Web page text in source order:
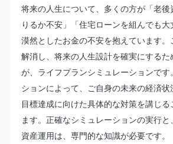
将来の人生について、多くの方が「老後
りるか不安」「住宅ローンを組んでも
漠然としたお金の不安を抱えています。
解消し、将来の人生設計を確実にする
が、ライフプランシミュレーションです
ションによって、ご自身の未来の経済状
目標達成に向けた具体的な対策を講じる
ます。正確なシミュレーションの実行と
資産運用は、専門的な知識が必要です。